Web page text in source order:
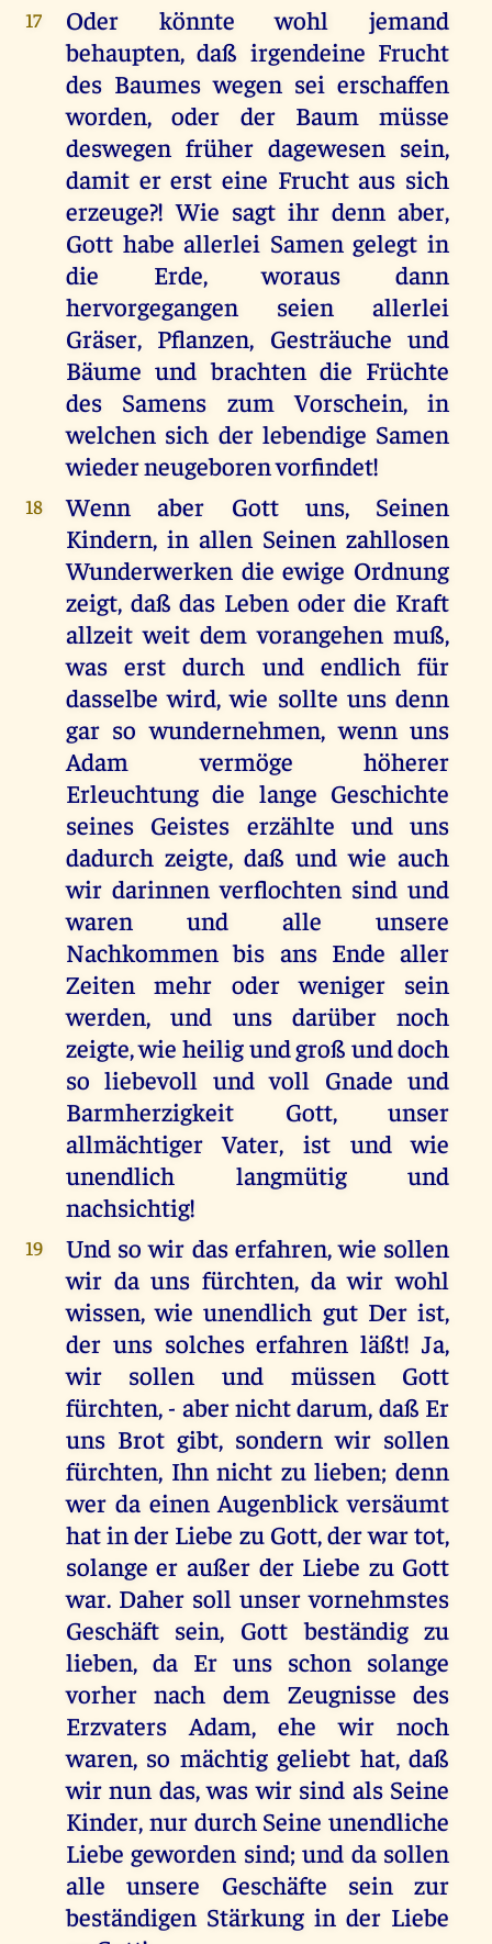
17
Oder könnte wohl jemand
behaupten, daß irgendeine Frucht
des Baumes wegen sei erschaffen
worden, oder der Baum müsse
deswegen früher dagewesen sein,
damit er erst eine Frucht aus sich
erzeuge?! Wie sagt ihr denn aber,
Gott habe allerlei Samen gelegt in
die Erde, woraus dann
hervorgegangen seien allerlei
Gräser, Pflanzen, Gesträuche und
Bäume und brachten die Früchte
des Samens zum Vorschein, in
welchen sich der lebendige Samen
wieder neugeboren vorfindet!
18
Wenn aber Gott uns, Seinen
Kindern, in allen Seinen zahllosen
Wunderwerken die ewige Ordnung
zeigt, daß das Leben oder die Kraft
allzeit weit dem vorangehen muß,
was erst durch und endlich für
dasselbe wird, wie sollte uns denn
gar so wundernehmen, wenn uns
Adam vermöge höherer
Erleuchtung die lange Geschichte
seines Geistes erzählte und uns
dadurch zeigte, daß und wie auch
wir darinnen verflochten sind und
waren und alle unsere
Nachkommen bis ans Ende aller
Zeiten mehr oder weniger sein
werden, und uns darüber noch
zeigte, wie heilig und groß und doch
so liebevoll und voll Gnade und
Barmherzigkeit Gott, unser
allmächtiger Vater, ist und wie
unendlich langmütig und
nachsichtig!
19
Und so wir das erfahren, wie sollen
wir da uns fürchten, da wir wohl
wissen, wie unendlich gut Der ist,
der uns solches erfahren läßt! Ja,
wir sollen und müssen Gott
fürchten, - aber nicht darum, daß Er
uns Brot gibt, sondern wir sollen
fürchten, Ihn nicht zu lieben; denn
wer da einen Augenblick versäumt
hat in der Liebe zu Gott, der war tot,
solange er außer der Liebe zu Gott
war. Daher soll unser vornehmstes
Geschäft sein, Gott beständig zu
lieben, da Er uns schon solange
vorher nach dem Zeugnisse des
Erzvaters Adam, ehe wir noch
waren, so mächtig geliebt hat, daß
wir nun das, was wir sind als Seine
Kinder, nur durch Seine unendliche
Liebe geworden sind; und da sollen
alle unsere Geschäfte sein zur
beständigen Stärkung in der Liebe